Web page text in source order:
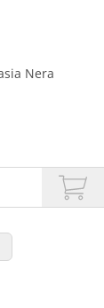
Nera